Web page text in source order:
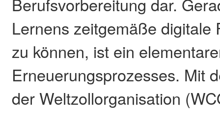
Lernens zeitgemäße digitale
zu können, ist ein
Erneuerungsprozesses. Mit
der Weltzollorganisation